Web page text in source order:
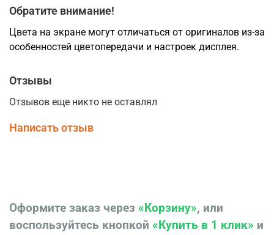
Обратите внимание!
Цвета на экране могут отличаться от оригиналов из-за
особенностей цветопередачи и настроек дисплея.
Отзывы
Отзывов еще никто не оставлял
Написать отзыв
Оформите заказ через «Корзину», или
воспользуйтесь кнопкой «Купить в 1 клик» и